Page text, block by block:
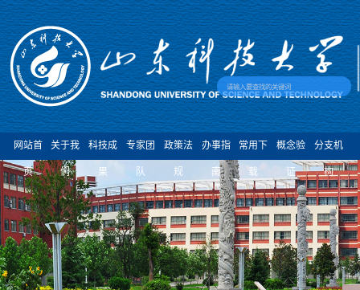
网站首
页
关于我
们
科技成
果
专家团
队
政策法
规
办事指
南
常用下
载
概念验
证
分支机
构